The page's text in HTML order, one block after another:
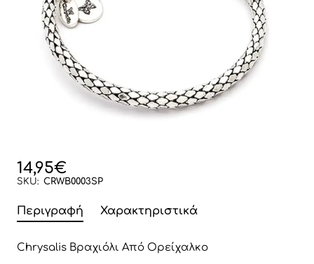
14,95€
SKU: CRWB0003SP
Περιγραφή Χαρακτηριστικά
Chrysalis Βραχιόλι Από Ορείχαλκo